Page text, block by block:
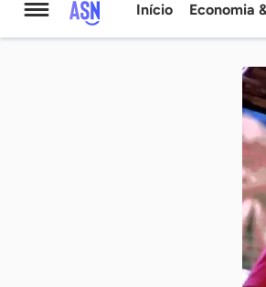
Agência
Início Economia